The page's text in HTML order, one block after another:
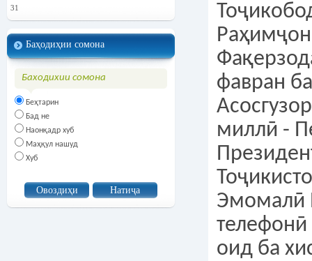
31
Баҳодиҳии сомона
Баходихии сомона
Беҳтарин
Бад не
Наонқадр хуб
Маҳқул нашуд
Хуб
фавран
миллӣ -
Эмомалӣ
телефонӣ
оид ба